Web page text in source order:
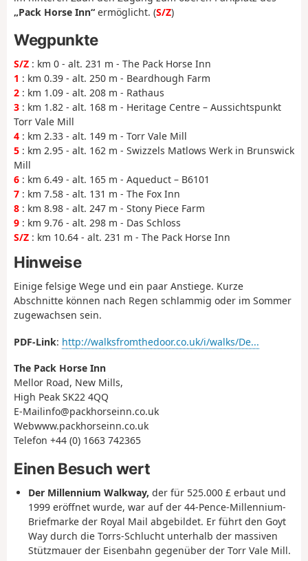
„Pack Horse Inn“ ermöglicht. (S/Z)
Wegpunkte
S/Z : km 0 - alt. 231 m - The Pack Horse Inn
1 : km 0.39 - alt. 250 m - Beardhough Farm
2 : km 1.09 - alt. 208 m - Rathaus
3 : km 1.82 - alt. 168 m - Heritage Centre – Aussichtspunkt
Torr Vale Mill
4 : km 2.33 - alt. 149 m - Torr Vale Mill
5 : km 2.95 - alt. 162 m - Swizzels Matlows Werk in Brunswick
Mill
6 : km 6.49 - alt. 165 m - Aqueduct – B6101
7 : km 7.58 - alt. 131 m - The Fox Inn
8 : km 8.98 - alt. 247 m - Stony Piece Farm
9 : km 9.76 - alt. 298 m - Das Schloss
S/Z : km 10.64 - alt. 231 m - The Pack Horse Inn
Hinweise
Einige felsige Wege und ein paar Anstiege. Kurze
Abschnitte können nach Regen schlammig oder im Sommer
zugewachsen sein.
PDF-Link: http://walksfromthedoor.co.uk/i/walks/De...
The Pack Horse Inn
Mellor Road, New Mills,
High Peak SK22 4QQ
E-Mailinfo@packhorseinn.co.uk
Webwww.packhorseinn.co.uk
Telefon +44 (0) 1663 742365
Einen Besuch wert
Der Millennium Walkway, der für 525.000 £ erbaut und
1999 eröffnet wurde, war auf der 44-Pence-Millennium-
Briefmarke der Royal Mail abgebildet. Er führt den Goyt
Way durch die Torrs-Schlucht unterhalb der massiven
Stützmauer der Eisenbahn gegenüber der Torr Vale Mill.